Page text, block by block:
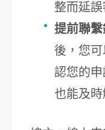
整而延誤
提前聯繫
後，您
認您的
也能及時